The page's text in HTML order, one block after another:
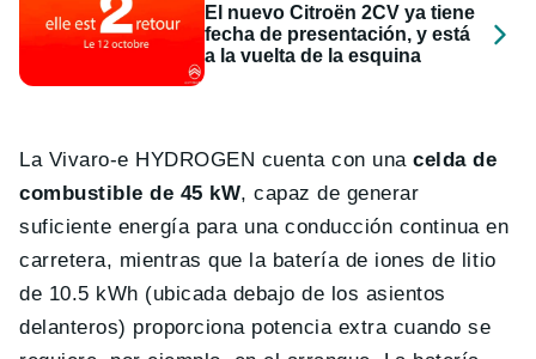
El nuevo Citroën 2CV ya tiene
fecha de presentación, y está
a la vuelta de la esquina
La Vivaro-e HYDROGEN cuenta con unacelda de
combustible de 45 kW, capaz de generar
suficiente energía para una conducción continua en
carretera, mientras que la batería de iones de litio
de 10.5 kWh (ubicada debajo de los asientos
delanteros) proporciona potencia extra cuando se